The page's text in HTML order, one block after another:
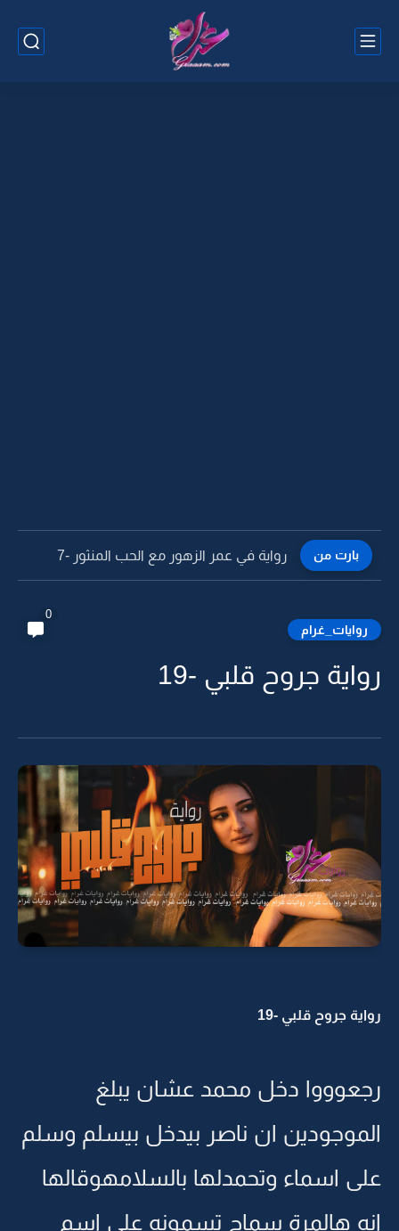
بارت من رواية في عمر الزهور مع الحب المنثور -7
روايات_غرام
0
رواية جروح قلبي -19
رواية جروح قلبي -19
رجعوووا دخل محمد عشان يبلغ
الموجودين ان ناصر بيدخل بيسلم وسلم
على اسماء وتحمدلها بالسلامهوقالها
انه هالمرة سماح تسمونه على اسم